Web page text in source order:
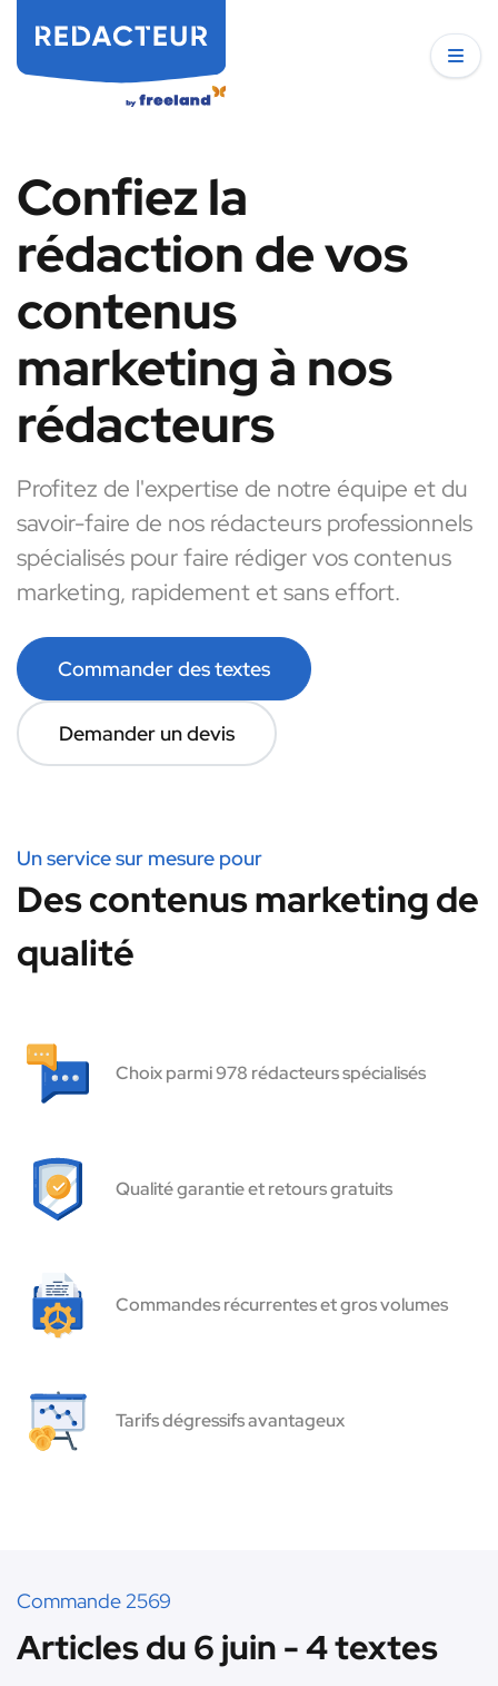
Confiez la
rédaction de vos
contenus
marketing à nos
rédacteurs
Profitez de l'expertise de notre équipe et du
savoir-faire de nos rédacteurs professionnels
spécialisés pour faire rédiger vos contenus
marketing, rapidement et sans effort.
Commander des textes
Demander un devis
Un service sur mesure pour
Des contenus marketing de
qualité
Choix parmi 978 rédacteurs spécialisés
Qualité garantie et retours gratuits
Commandes récurrentes et gros volumes
Tarifs dégressifs avantageux
Commande 2569
Articles du 6 juin - 4 textes